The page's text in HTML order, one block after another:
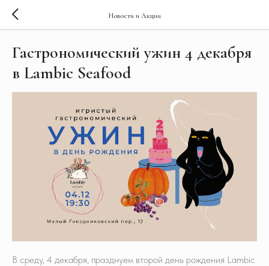
Новости и Акции
Гастрономический ужин 4 декабря
в Lambic Seafood
В среду, 4 декабря, празднуем второй день рождения Lambic